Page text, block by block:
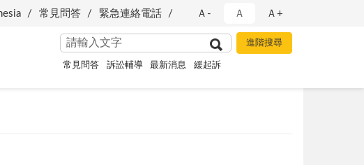
常見問答 緊急連絡電話 Ａ- Ａ Ａ+
常見問答 訴訟輔導 最新消息 緩起訴